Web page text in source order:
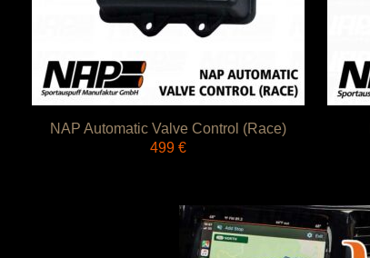
NAP Automatic Valve Control (Race)
499 €